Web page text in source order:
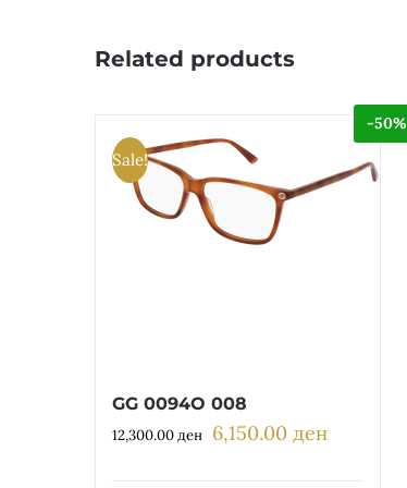
Related products
Sale!
-50%
GG 0094O 008
12,300.00ден Original
6,150.00 денCurrent